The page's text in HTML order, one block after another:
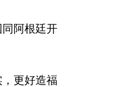
阿根廷开
更好造福